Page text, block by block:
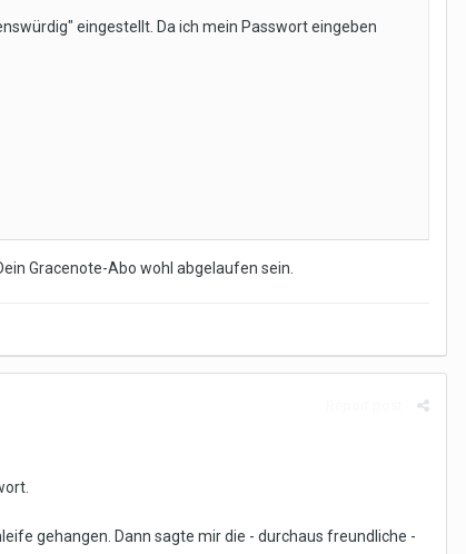
eingestellt. Da ich mein Passwort eingeben
Gracenote-Abo wohl abgelaufen sein.
gehangen. Dann sagte mir die - durchaus freundliche -